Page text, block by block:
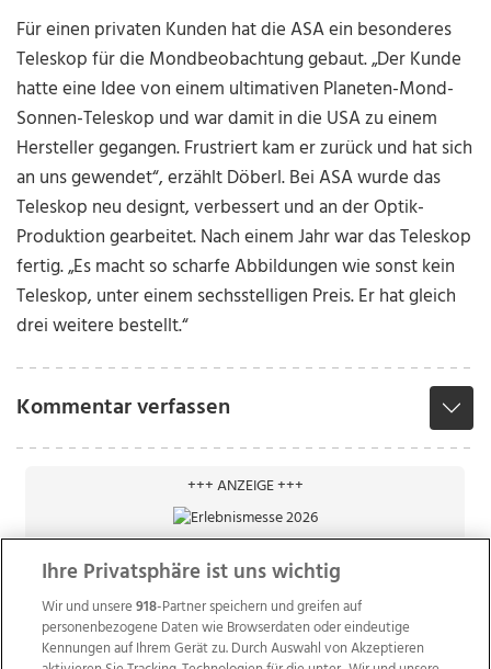
Für einen privaten Kunden hat die ASA ein besonderes
Teleskop für die Mondbeobachtung gebaut. „Der Kunde
hatte eine Idee von einem ultimativen Planeten-Mond-
Sonnen-Teleskop und war damit in die USA zu einem
Hersteller gegangen. Frustriert kam er zurück und hat sich
an uns gewendet“, erzählt Döberl. Bei ASA wurde das
Teleskop neu designt, verbessert und an der Optik-
Produktion gearbeitet. Nach einem Jahr war das Teleskop
fertig. „Es macht so scharfe Abbildungen wie sonst kein
Teleskop, unter einem sechsstelligen Preis. Er hat gleich
drei weitere bestellt.“
Kommentar verfassen
+++ ANZEIGE +++
Ihre Privatsphäre ist uns wichtig
Wir und unsere918-Partner speichern und greifen auf
personenbezogene Daten wie Browserdaten oder eindeutige
Kennungen auf Ihrem Gerät zu. Durch Auswahl von Akzeptieren